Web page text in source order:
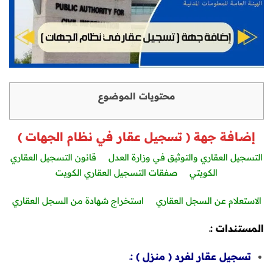
محتويات الموضوع
إضافة جهة ( تسجيل عقار في نظام الجهات )
التسجيل العقاري والتوثيق في وزارة العدل
قانون التسجيل العقاري
الكويتي
صفقات التسجيل العقاري الكويت
الاستعلام عن السجل العقاري استخراج شهادة من السجل العقاري
المستندات :ـ
تسجيل عقار لفرد ( منزل ) :ـ